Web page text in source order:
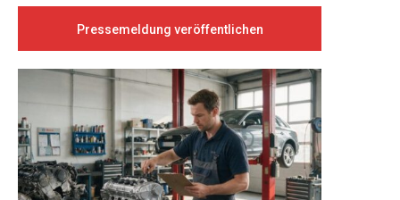
Pressemeldung veröffentlichen